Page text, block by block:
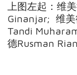
上图左起：维
Ginanjar; 维
Tandi
德Rusman